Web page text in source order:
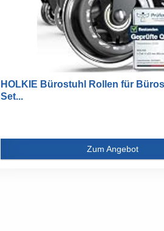
HOLKIE Bürostuhl Rollen für
Set...
Zum Angebot